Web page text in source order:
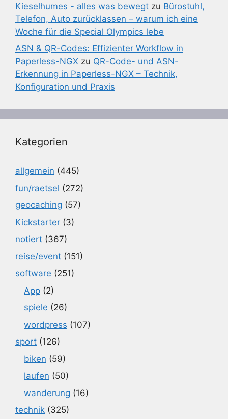
Kieselhumes - alles was bewegt zu Bürostuhl,
Telefon, Auto zurücklassen – warum ich eine
Woche für die Special Olympics lebe
ASN & QR-Codes: Effizienter Workflow in
Paperless-NGX zu QR-Code- und ASN-
Erkennung in Paperless-NGX – Technik,
Konfiguration und Praxis
Kategorien
allgemein (445)
fun/raetsel (272)
geocaching (57)
Kickstarter (3)
notiert (367)
reise/event (151)
software (251)
App (2)
spiele (26)
wordpress (107)
sport (126)
biken (59)
laufen (50)
wanderung (16)
technik (325)